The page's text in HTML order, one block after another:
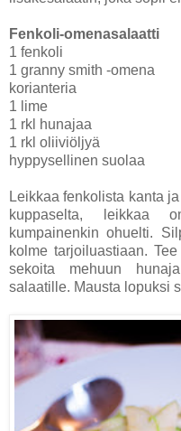
Fenkoli-omenasalaatti
1 fenkoli
1 granny smith -omena
korianteria
1 lime
1 rkl hunajaa
1 rkl oliiviöljyä
hyppysellinen suolaa
Leikkaa fenkolista kanta
kuppaselta, leikkaa
kumpainenkin ohuelti.
kolme tarjoiluastiaan.
sekoita mehuun
salaatille. Mausta lopuksi